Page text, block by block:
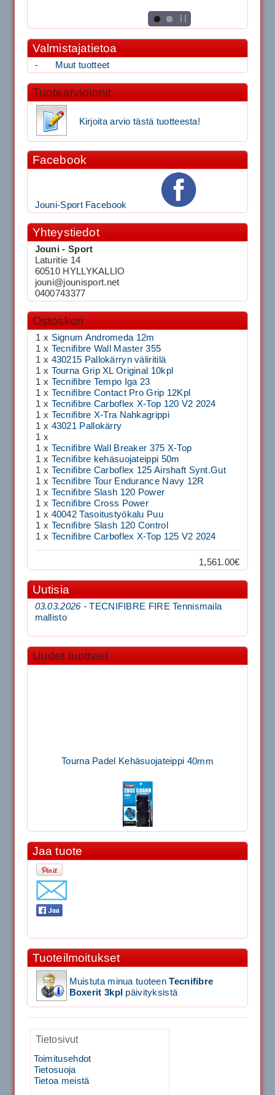
Valmistajatietoa
- Muut tuotteet
Tuotearvioinnit
Kirjoita arvio tästä tuotteesta!
Facebook
Jouni-Sport Facebook
Yhteystiedot
Jouni - Sport
Laturitie 14
60510 HYLLYKALLIO
jouni@jounisport.net
0400743377
Ostoskori
1 x Signum Andromeda 12m
1 x Tecnifibre Wall Master 355
1 x 430215 Pallokärryn väliritilä
1 x Tourna Grip XL Original 10kpl
1 x Tecnifibre Tempo Iga 23
1 x Tecnifibre Contact Pro Grip 12Kpl
1 x Tecnifibre Carboflex X-Top 120 V2 2024
1 x Tecnifibre X-Tra Nahkagrippi
1 x 43021 Pallokärry
1 x
1 x Tecnifibre Wall Breaker 375 X-Top
1 x Tecnifibre kehäsuojateippi 50m
1 x Tecnifibre Carboflex 125 Airshaft Synt.Gut
1 x Tecnifibre Tour Endurance Navy 12R
1 x Tecnifibre Slash 120 Power
1 x Tecnifibre Cross Power
1 x 40042 Tasoitustyökalu Puu
1 x Tecnifibre Slash 120 Control
1 x Tecnifibre Carboflex X-Top 125 V2 2024
1,561.00€
Uutisia
03.03.2026 -TECNIFIBRE FIRE Tennismaila
mallisto
Uudet tuotteet
Tourna Padel Kehäsuojateippi 40mm
Signum S-7000 Jännityskone (Pöytämalli)
1,650.00€
Signum S-7000 Jännityskone (Jalustamalli)
40883 Harjasosa hiekkanurmiharjaan
Jaa tuote
Tuoteilmoitukset
Muistuta minua tuoteenTecnifibre
Boxerit 3kpl päivityksistä
Tietosivut
Toimitusehdot
Tietosuoja
Tietoa meistä